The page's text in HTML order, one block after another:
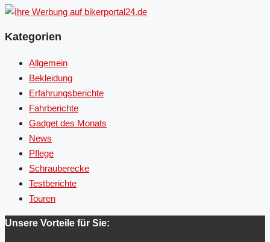
Kategorien
Allgemein
Bekleidung
Erfahrungsberichte
Fahrberichte
Gadget des Monats
News
Pflege
Schrauberecke
Testberichte
Touren
Unsere Vorteile für Sie: